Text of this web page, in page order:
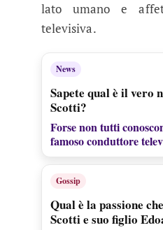
lato umano e
televisiva.
News
Sapete qual è il vero
Scotti?
Forse non tutti
famoso conduttore
Gossip
Qual è la passione
Scotti e suo figlio